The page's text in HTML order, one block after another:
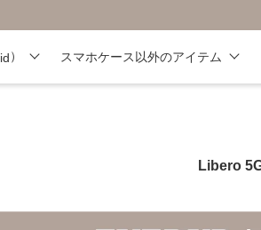
） スマホケース以外のアイテム
Libero